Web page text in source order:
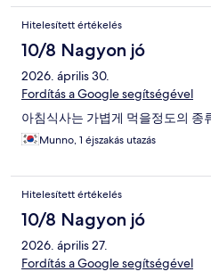
Hitelesített értékelés
10/8 Nagyon jó
2026. április 30.
Fordítás a Google segítségével
아침식사는 가볍게 먹을정도의 종
Munno, 1 éjszakás utazás
Hitelesített értékelés
10/8 Nagyon jó
2026. április 27.
Fordítás a Google segítségével